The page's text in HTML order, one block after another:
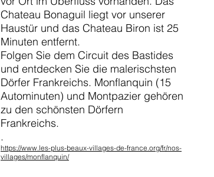
Chateau Bonaguil liegt vor unserer
Haustür und das Chateau Biron ist 25
Minuten entfernt.
Folgen Sie dem Circuit des Bastides
und entdecken Sie die malerischsten
Dörfer Frankreichs. Monflanquin (15
Autominuten) und Montpazier gehören
zu den schönsten Dörfern
Frankreichs.
.
https://www.les-plus-beaux-villages-de-france.org/fr/nos-
villages/monflanquin/